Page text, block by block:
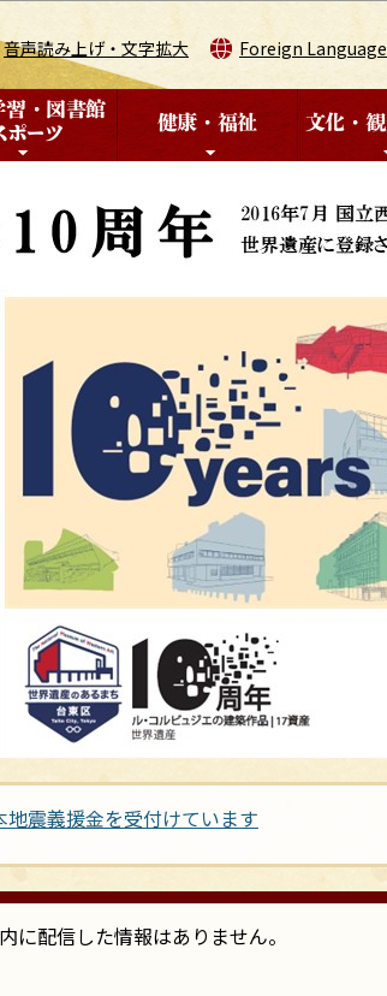
音声読み上げ・文字拡大 Foreign Language
地震義援金を受付けています
に配信した情報はありません。